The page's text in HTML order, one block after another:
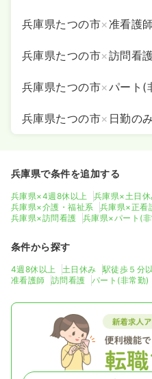
兵庫県たつの市×准看護師
兵庫県たつの市×訪問看
兵庫県たつの市×パート(
兵庫県たつの市× 日勤のみ
兵庫県で条件を追加する
兵庫県×4週8休以上 兵庫県×土日休
兵庫県×介護・福祉系
兵庫県×正看
兵庫県×訪問看護
兵庫県×パート(
条件から探す
4週8休以上 土日休み 駅徒歩５分
准看護師
訪問看護 パート(非常勤)